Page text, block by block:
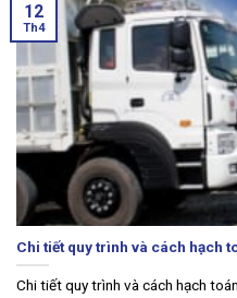
Chi tiết quy trình và cách hạch
Chi tiết quy trình và cách hạch
12
Th4